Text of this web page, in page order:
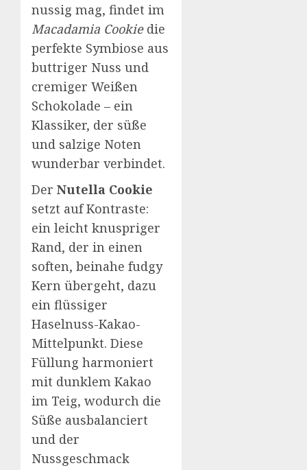
nussig mag, findet im
Macadamia Cookiedie
perfekte Symbiose aus
buttriger Nuss und
cremiger Weißen
Schokolade – ein
Klassiker, der süße
und salzige Noten
wunderbar verbindet.
Der Nutella Cookie
setzt auf Kontraste:
ein leicht knuspriger
Rand, der in einen
soften, beinahe fudgy
Kern übergeht, dazu
ein flüssiger
Haselnuss-Kakao-
Mittelpunkt. Diese
Füllung harmoniert
mit dunklem Kakao
im Teig, wodurch die
Süße ausbalanciert
und der
Nussgeschmack